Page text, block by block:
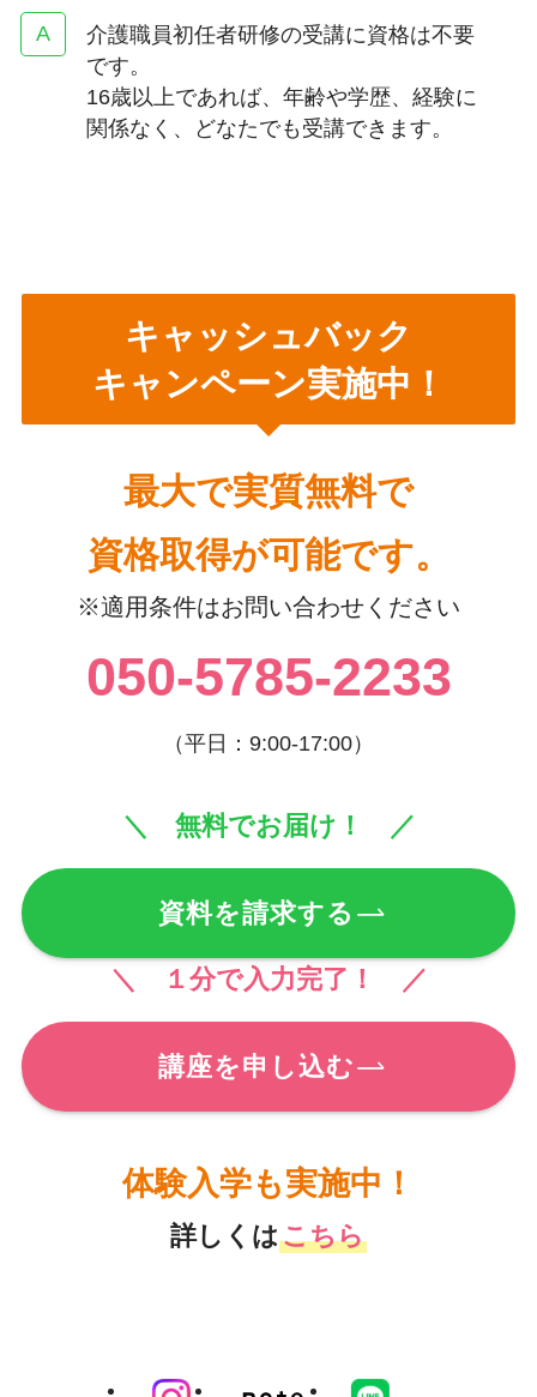
介護職員初任者研修の受講に資格は不要
です。
16歳以上であれば、年齢や学歴、経験に
関係なく、どなたでも受講できます。
キャッシュバック
キャンペーン実施中！
最大で実質無料で
資格取得が可能です。
※適用条件はお問い合わせください
050-5785-2233
（平日：9:00-17:00）
＼ 無料でお届け！ ／
資料を請求する
＼ １分で入力完了！ ／
講座を申し込む
体験入学も実施中！
詳しくはこちら